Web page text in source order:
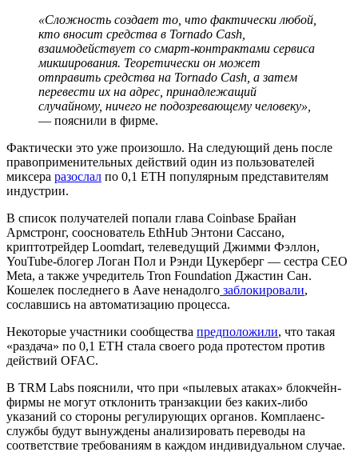
«Сложность создает то, что фактически любой,
кто вносит средства в Tornado Cash,
взаимодействует со смарт-контрактами сервиса
микширования. Теоретически он может
отправить средства на Tornado Cash, а затем
перевести их на адрес, принадлежащий
случайному, ничего не подозревающему человеку»,
— пояснили в фирме.
Фактически это уже произошло. На следующий день после
правоприменительных действий один из пользователей
миксера разослал по 0,1 ETH популярным представителям
индустрии.
В список получателей попали глава Coinbase Брайан
Армстронг, сооснователь EthHub Энтони Сассано,
криптотрейдер Loomdart, телеведущий Джимми Фэллон,
YouTube-блогер Логан Пол и Рэнди Цукерберг — сестра CEO
Meta, а также учредитель Tron Foundation Джастин Сан.
Кошелек последнего в Aave ненадолго заблокировали,
сославшись на автоматизацию процесса.
Некоторые участники сообщества предположили, что такая
«раздача» по 0,1 ETH стала своего рода протестом против
действий OFAC.
В TRM Labs пояснили, что при «пылевых атаках» блокчейн-
фирмы не могут отклонить транзакции без каких-либо
указаний со стороны регулирующих органов. Комплаенс-
службы будут вынуждены анализировать переводы на
соответствие требованиям в каждом индивидуальном случае.